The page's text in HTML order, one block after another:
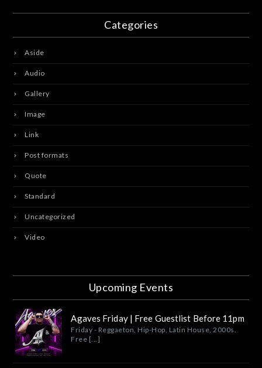
Categories
Aside
Audio
Gallery
Image
Link
Post formats
Quote
Standard
Uncategorized
Video
Upcoming Events
Agaves Friday | Free Guestlist Before 11pm
Friday - Reggaeton, Hip-Hop, Latin House, 2000s.
Free [...]